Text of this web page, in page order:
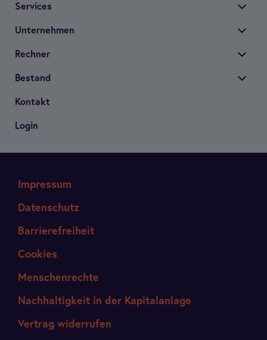
Ser­vices
Unter­neh­men
Rech­ner
Bestand
Kon­takt
Login
Impressum
Datenschutz
Barrierefreiheit
Cookies
Menschenrechte
Nachhaltigkeit in der Kapitalanlage
Vertrag widerrufen